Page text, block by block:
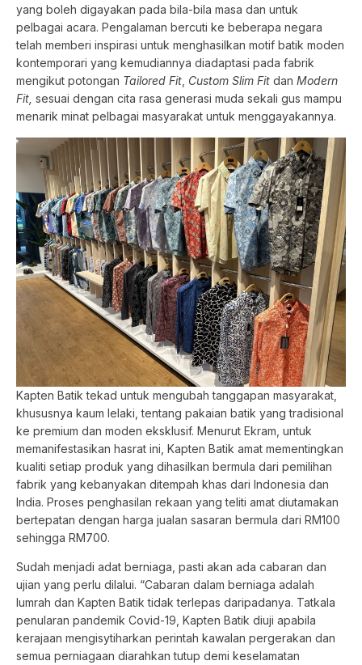
yang boleh digayakan pada bila-bila masa dan untuk
pelbagai acara. Pengalaman bercuti ke beberapa negara
telah memberi inspirasi untuk menghasilkan motif batik moden
kontemporari yang kemudiannya diadaptasi pada fabrik
mengikut potongan Tailored Fit Custom Slim Fit dan Modern
Fit, sesuai dengan cita rasa generasi muda sekali gus mampu
menarik minat pelbagai masyarakat untuk menggayakannya.
Kapten Batik tekad untuk mengubah tanggapan masyarakat,
khususnya kaum lelaki, tentang pakaian batik yang tradisional
ke premium dan moden eksklusif. Menurut Ekram, untuk
memanifestasikan hasrat ini, Kapten Batik amat mementingkan
kualiti setiap produk yang dihasilkan bermula dari pemilihan
fabrik yang kebanyakan ditempah khas dari Indonesia dan
India. Proses penghasilan rekaan yang teliti amat diutamakan
bertepatan dengan harga jualan sasaran bermula dari RM100
sehingga RM700.
Sudah menjadi adat berniaga, pasti akan ada cabaran dan
ujian yang perlu dilalui. “Cabaran dalam berniaga adalah
lumrah dan Kapten Batik tidak terlepas daripadanya. Tatkala
penularan pandemik Covid-19, Kapten Batik diuji apabila
kerajaan mengisytiharkan perintah kawalan pergerakan dan
semua perniagaan diarahkan tutup demi keselamatan